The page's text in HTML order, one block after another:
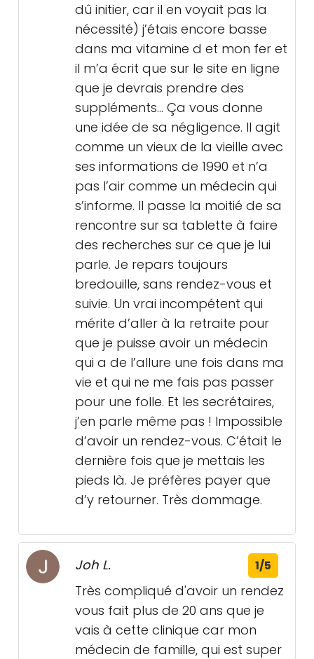
dû initier, car il en voyait pas la
nécessité) j’étais encore basse
dans ma vitamine d et mon fer et
il m’a écrit que sur le site en ligne
que je devrais prendre des
suppléments… Ça vous donne
une idée de sa négligence. Il agit
comme un vieux de la vieille avec
ses informations de 1990 et n’a
pas l’air comme un médecin qui
s’informe. Il passe la moitié de sa
rencontre sur sa tablette à faire
des recherches sur ce que je lui
parle. Je repars toujours
bredouille, sans rendez-vous et
suivie. Un vrai incompétent qui
mérite d’aller à la retraite pour
que je puisse avoir un médecin
qui a de l’allure une fois dans ma
vie et qui ne me fais pas passer
pour une folle. Et les secrétaires,
j’en parle même pas ! Impossible
d’avoir un rendez-vous. C’était le
dernière fois que je mettais les
pieds là. Je préfères payer que
d’y retourner. Très dommage.
Joh L. 1/5
Très compliqué d'avoir un rendez
vous fait plus de 20 ans que je
vais à cette clinique car mon
médecin de famille, qui est super